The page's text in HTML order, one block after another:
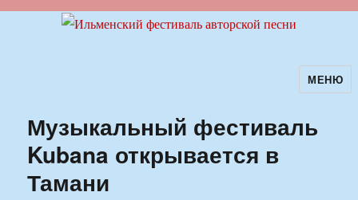
Ильменский фестиваль авторскойМЕНЮ
Музыкальный фестиваль
Kubana открывается в
Тамани